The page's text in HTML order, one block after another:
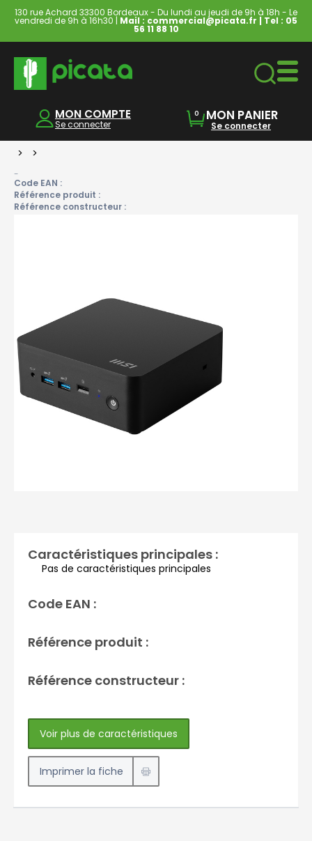
130 rue Achard 33300 Bordeaux - Du lundi au jeudi de 9h à 18h - Le
vendredi de 9h à 16h30 | Mail : commercial@picata.fr | Tel : 05
56 11 88 10
MON COMPTE
Se connecter
0 MON PANIER
Se connecter
> >
-
Code EAN :
Référence produit :
Référence constructeur :
Caractéristiques principales :
Pas de caractéristiques principales
Code EAN :
Référence produit :
Référence constructeur :
Voir plus de caractéristiques
Imprimer la fiche